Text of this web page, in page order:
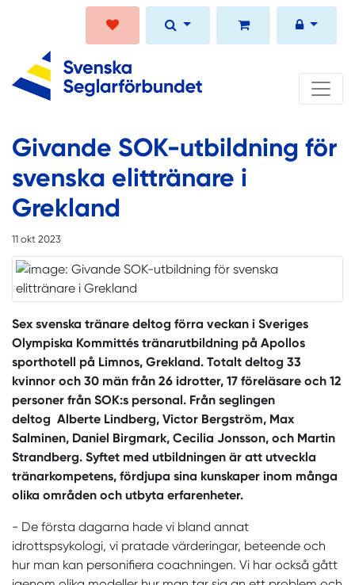
Givande SOK-utbildning för
svenska elittränare i
Grekland
11 okt 2023
Sex svenska tränare deltog förra veckan i Sveriges
Olympiska Kommittés tränarutbildning på Apollos
sporthotell på Limnos, Grekland. Totalt deltog 33
kvinnor och 30 män från 26 idrotter, 17 föreläsare och 12
personer från SOK:s personal. Från seglingen
deltog Alberte Lindberg, Victor Bergström, Max
Salminen, Daniel Birgmark, Cecilia Jonsson, och Martin
Strandberg. Syftet med utbildningen är att utveckla
tränarkompetens, fördjupa sina kunskaper inom många
olika områden och utbyta erfarenheter.
- De första dagarna hade vi bland annat
idrottspsykologi, vi pratade värderingar, beteende och
hur man kan personifiera coachningen. Vi har också gått